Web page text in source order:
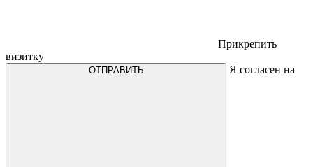
Прикрепить
визитку
ОТПРАВИТЬ Я согласен на